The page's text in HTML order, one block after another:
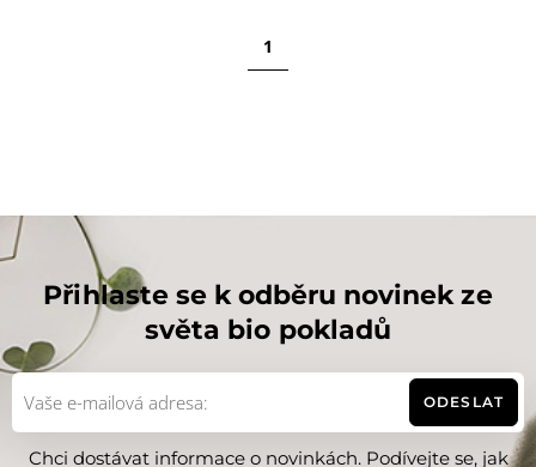
1
Přihlaste se k odběru novinek ze
světa bio pokladů
ODESLAT
Chci dostávat informace o novinkách. Podívejte se, jak